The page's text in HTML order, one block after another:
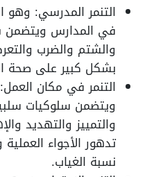
التنمر المدرسي: وهو
في المدارس ويتضمن
والشتم والضرب
بشكل كبير على صحة
التنمر في مكان
ويتضمن سلوكيات
والتمييز والتهديد
تدهور الأجواء
نسبة الغياب.